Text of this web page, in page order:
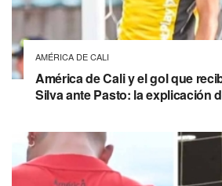
AMÉRICA DE CALI
América de Cali y el gol que
Silva ante Pasto: la explicación